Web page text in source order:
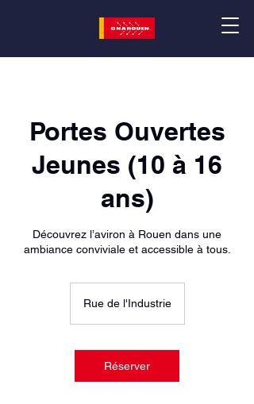
Portes Ouvertes
Jeunes (10 à 16
ans)
Découvrez l’aviron à Rouen dans une
ambiance conviviale et accessible à tous.
Rue de l'Industrie
Réserver